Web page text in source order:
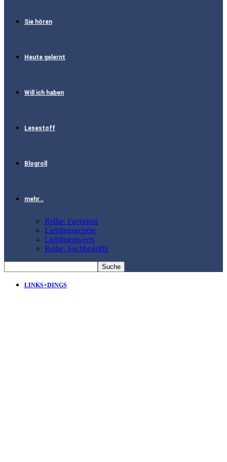
Sie hören
Heute gelernt
Will ich haben
Lesestoff
Blogroll
mehr…
Reihe: Favoriten
Lieblingsgetröte
Lieblingstweets
Reihe: Suchbegriffe
LINKS+DINGS